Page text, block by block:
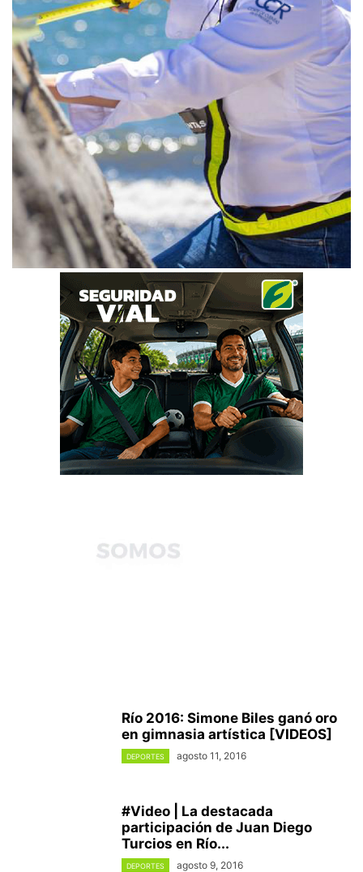
Río 2016: Simone Biles ganó oro
en gimnasia artística [VIDEOS]
DEPORTES agosto 11, 2016
#Video | La destacada
participación de Juan Diego
Turcios en Río...
DEPORTES agosto 9, 2016